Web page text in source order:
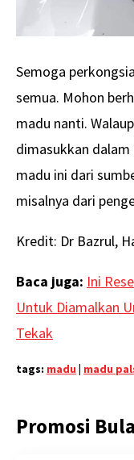
Semoga
semua. Mohon
madu nanti.
dimasukkan
madu ini dari
misalnya dari
Kredit: Dr Bazrul,
Baca juga: Ini
Untuk Diamalkan
Tekak
tags: madu madu
Promosi